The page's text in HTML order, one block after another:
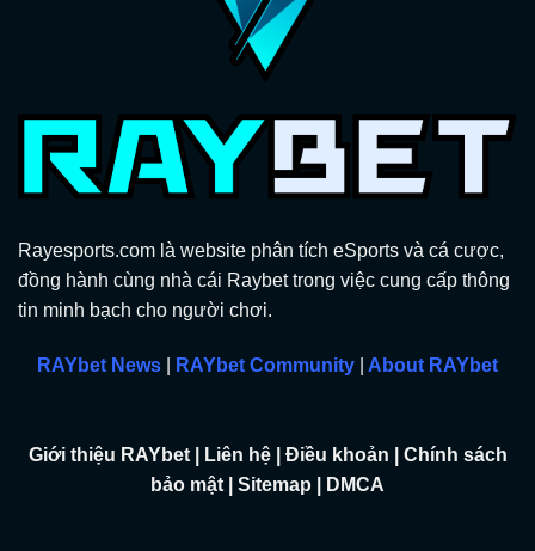
Rayesports.com là website phân tích eSports và cá cược,
đồng hành cùng nhà cái Raybet trong việc cung cấp thông
tin minh bạch cho người chơi.
RAYbet News RAYbet Community About RAYbet
Giới thiệu RAYbet| Liên hệ| Điều khoản
Chính sách
bảo mật| Sitemap DMCA